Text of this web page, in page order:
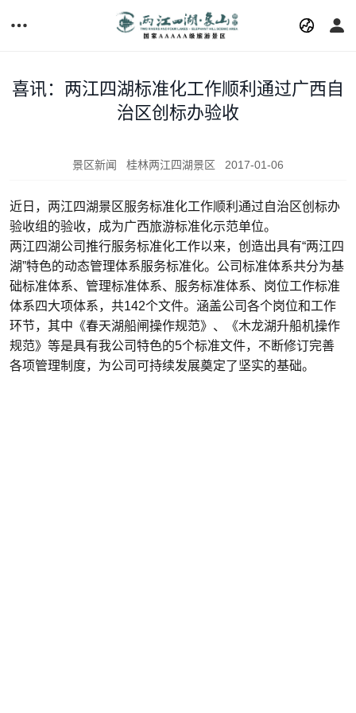
喜讯：两江四湖标准化工作顺利通过广西自
治区创标办验收
景区新闻 桂林两江四湖景区 2017-01-06
近日，两江四湖景区服务标准化工作顺利通过自治区创标办
验收组的验收，成为广西旅游标准化示范单位。
两江四湖公司推行服务标准化工作以来，创造出具有“两江四
湖”特色的动态管理体系服务标准化。公司标准体系共分为基
础标准体系、管理标准体系、服务标准体系、岗位工作标准
体系四大项体系，共142个文件。涵盖公司各个岗位和工作
环节，其中《春天湖船闸操作规范》、《木龙湖升船机操作
规范》等是具有我公司特色的5个标准文件，不断修订完善
各项管理制度，为公司可持续发展奠定了坚实的基础。